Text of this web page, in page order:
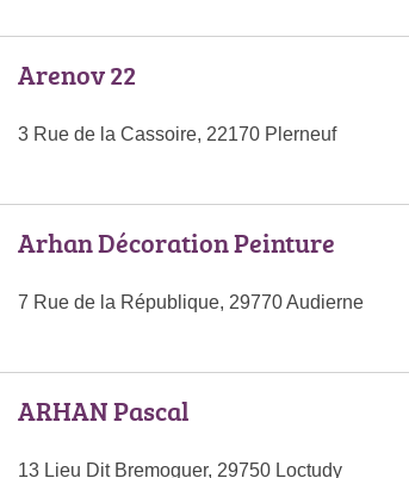
Arenov 22
3 Rue de la Cassoire, 22170 Plerneuf
Arhan Décoration Peinture
7 Rue de la République, 29770 Audierne
ARHAN Pascal
13 Lieu Dit Bremoguer, 29750 Loctudy